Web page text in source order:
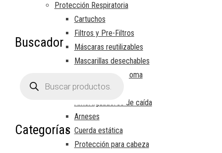
Protección Respiratoria
Cartuchos
Filtros y Pre-Filtros
Máscaras reutilizables
Mascarillas desechables
Respiración autónoma
Trabajos en altura
Amortiguadores de caída
Arneses
Cuerda estática
Protección para cabeza
Buscador
productos
Categorías